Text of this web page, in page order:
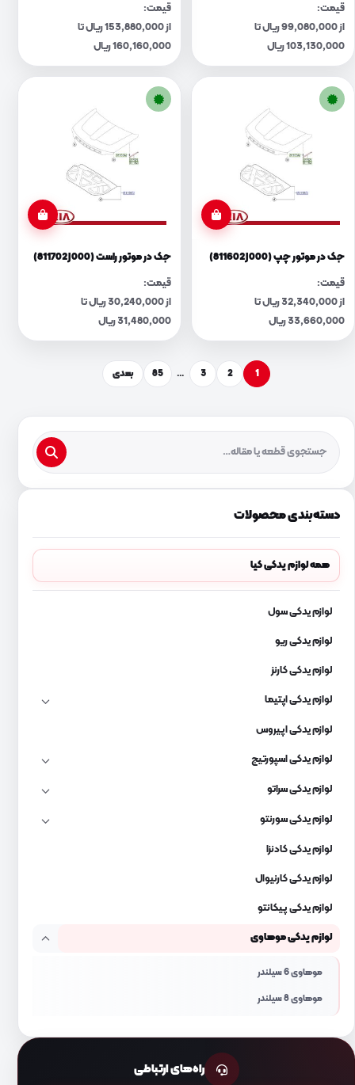
قیمت:
از 99,080,000 ریال تا
103,130,000 ریال
قیمت:
از 153,880,000 ریال تا
160,160,000 ریال
جک در موتور چپ (811602J000)
قیمت:
از 32,340,000 ریال تا
33,660,000 ریال
جک در موتور راست (811702J000)
قیمت:
از 30,240,000 ریال تا
31,480,000 ریال
1
2
3
…
85 بعدی
دسته‌بندی محصولات
همه لوازم یدکی کیا
لوازم یدکی سول
لوازم یدکی ریو
لوازم یدکی کارنز
لوازم یدکی اپتیما
لوازم یدکی اپیروس
لوازم یدکی اسپورتیج
لوازم یدکی سراتو
لوازم یدکی سورنتو
لوازم یدکی کادنزا
لوازم یدکی کارنیوال
لوازم یدکی پیکانتو
لوازم یدکی موهاوی
موهاوی 6 سیلندر
موهاوی 8 سیلندر
راه‌های ارتباطی